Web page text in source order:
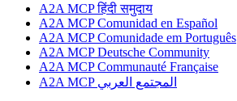
A2A MCP हिंदी समुदाय
A2A MCP Comunidad en Español
A2A MCP Comunidade em Português
A2A MCP Deutsche Community
A2A MCP Communauté Française
A2A MCP المجتمع العربي